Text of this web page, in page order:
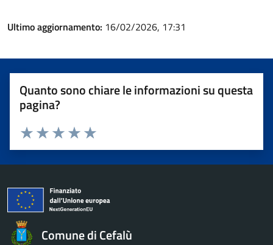
Ultimo aggiornamento: 16/02/2026, 17:31
Quanto sono chiare le informazioni su questa
pagina?
Valuta 5 stelle su 5
Valuta 4 stelle su 5
Valuta 3 stelle su 5
Valuta 2 stelle su 5
Valuta 1 stelle su 5
Comune di Cefalù